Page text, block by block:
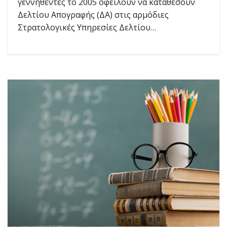
Δελτίου Απογραφής (ΔΑ) στις αρμόδιες
Στρατολογικές Υπηρεσίες Δελτίου…